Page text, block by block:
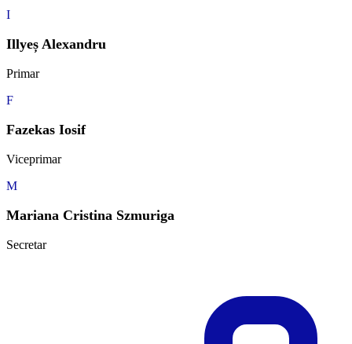
I
Illyeș Alexandru
Primar
F
Fazekas Iosif
Viceprimar
M
Mariana Cristina Szmuriga
Secretar